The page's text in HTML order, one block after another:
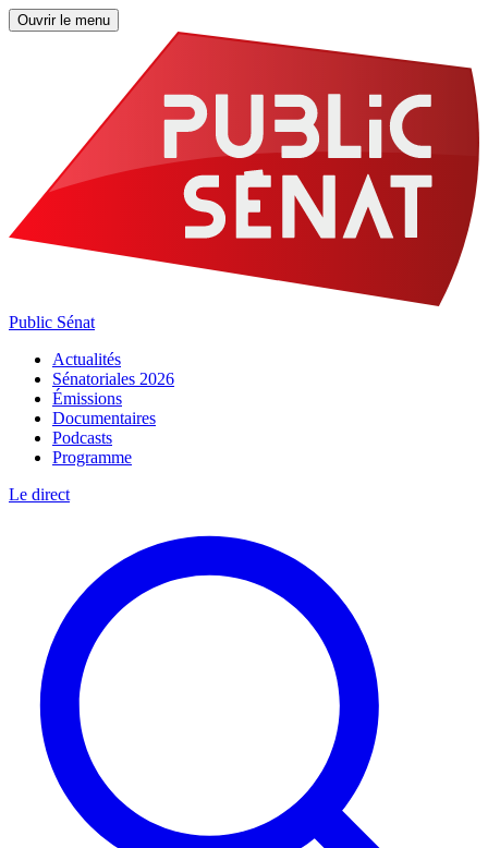
Ouvrir le menu
Public Sénat
Actualités
Sénatoriales 2026
Émissions
Documentaires
Podcasts
Programme
Le direct